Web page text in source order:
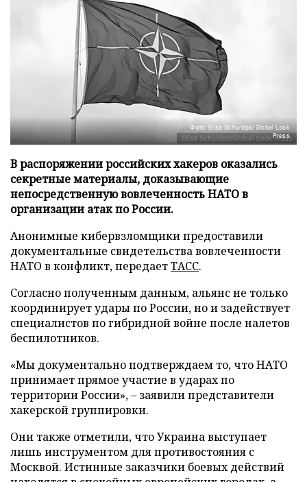
Фото: Elisa Schu/dpa/Global Look
Press
В распоряжении российских хакеров оказались
секретные материалы, доказывающие
непосредственную вовлеченность НАТО в
организации атак по России.
Анонимные кибервзломщики предоставили
документальные свидетельства вовлеченности
НАТО в конфликт, передаетТАСС.
Согласно полученным данным, альянс не только
координирует удары по России, но и задействует
специалистов по гибридной войне после налетов
беспилотников.
«Мы документально подтверждаем то, что НАТО
принимает прямое участие в ударах по
территории России», – заявили представители
хакерской группировки.
Они также отметили, что Украина выступает
лишь инструментом для противостояния с
Москвой. Истинные заказчики боевых действий